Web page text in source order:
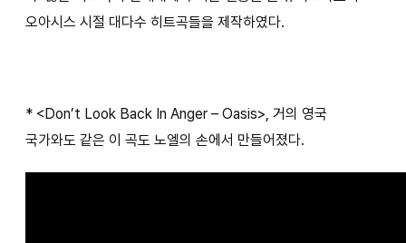
오아시스 시절 대다수 히트곡들을 제작하였다.
* <Don’t Look Back In Anger – Oasis>, 거의 영국
국가와도 같은 이 곡도 노엘의 손에서 만들어졌다.